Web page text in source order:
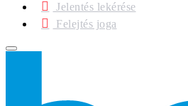
Jelentés lekérése
Felejtés joga